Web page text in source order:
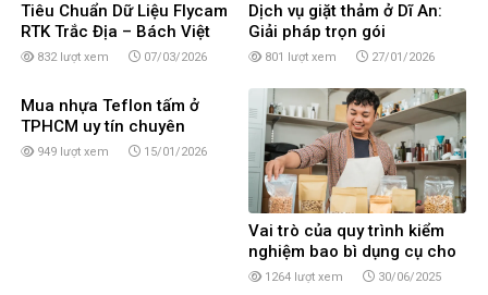
Tiêu Chuẩn Dữ Liệu Flycam
RTK Trắc Địa – Bách Việt
United
832 lượt xem 07/03/2026
Dịch vụ giặt thảm ở Dĩ An:
Giải pháp trọn gói
801 lượt xem 27/01/2026
Mua nhựa Teflon tấm ở
TPHCM uy tín chuyên
nghiệp
949 lượt xem 15/01/2026
Vai trò của quy trình kiểm
nghiệm bao bì dụng cụ cho
doanh nghiệp
1264 lượt xem 30/06/2025